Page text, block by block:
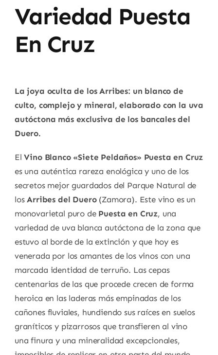
Variedad Puesta
En Cruz
La joya oculta de los Arribes: un blanco de
culto, complejo y mineral, elaborado con la uva
autóctona más exclusiva de los bancales del
Duero.
ElVino Blanco «Siete Peldaños» Puesta en Cruz
es una auténtica rareza enológica y uno de los
secretos mejor guardados del Parque Natural de
losArribes del Duero(Zamora). Este vino es un
monovarietal puro de Puesta en Cruz, una
variedad de uva blanca autóctona de la zona que
estuvo al borde de la extinción y que hoy es
venerada por los amantes de los vinos con una
marcada identidad de terruño. Las cepas
centenarias de las que procede crecen de forma
heroica en las laderas más empinadas de los
cañones fluviales, hundiendo sus raíces en suelos
graníticos y pizarrosos que transfieren al vino
una finura y una mineralidad excepcionales,